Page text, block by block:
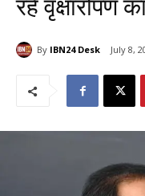
रहे वृक्षारोपण
By IBN24 Desk July 8,